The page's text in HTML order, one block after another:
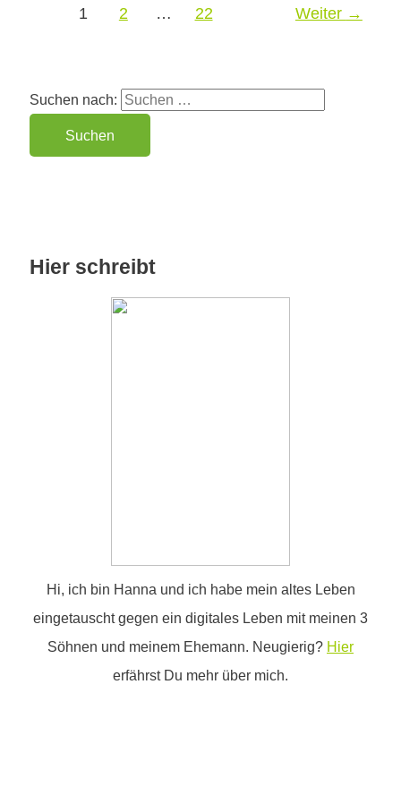
1 2 … 22 Weiter →
Suchen nach:
Hier schreibt
Hi, ich bin Hanna und ich habe mein altes Leben
eingetauscht gegen ein digitales Leben mit meinen 3
Söhnen und meinem Ehemann. Neugierig? Hier
erfährst Du mehr über mich.